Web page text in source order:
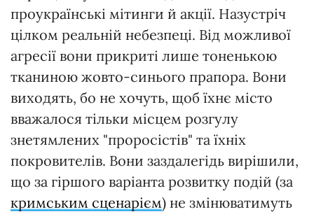
проукраїнські мітинги й акції. Назустріч
цілком реальній небезпеці. Від можливої
агресії вони прикриті лише тоненькою
тканиною жовто-синього прапора. Вони
виходять, бо не хочуть, щоб їхнє місто
вважалося тільки місцем розгулу
знетямлених "проросістів" та їхніх
покровителів. Вони заздалегідь вирішили,
що за гіршого варіанта розвитку подій (за
кримським сценарієм) не змінюватимуть